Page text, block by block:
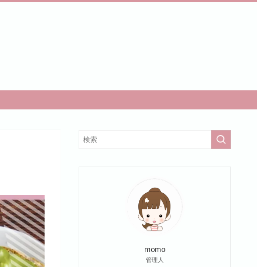
momo
管理人